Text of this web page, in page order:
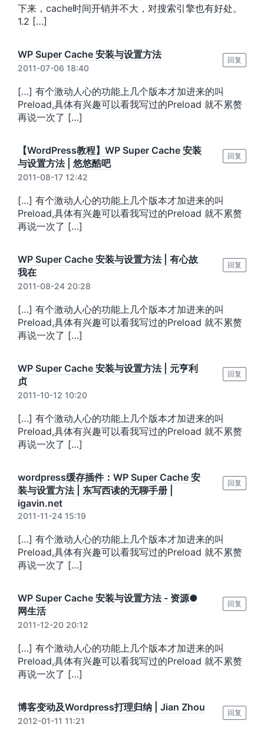
下来，cache时间开销并不大，对搜索引擎也有好处。
1.2 […]
WP Super Cache 安装与设置方法
2011-07-06 18:40
[…] 有个激动人心的功能上几个版本才加进来的叫
Preload,具体有兴趣可以看我写过的Preload 就不累赘
再说一次了 […]
回复
【WordPress教程】WP Super Cache 安装
与设置方法 | 悠悠酷吧
2011-08-17 12:42
[…] 有个激动人心的功能上几个版本才加进来的叫
Preload,具体有兴趣可以看我写过的Preload 就不累赘
再说一次了 […]
回复
WP Super Cache 安装与设置方法 | 有心故
我在
2011-08-24 20:28
[…] 有个激动人心的功能上几个版本才加进来的叫
Preload,具体有兴趣可以看我写过的Preload 就不累赘
再说一次了 […]
回复
WP Super Cache 安装与设置方法 | 元亨利
贞
2011-10-12 10:20
[…] 有个激动人心的功能上几个版本才加进来的叫
Preload,具体有兴趣可以看我写过的Preload 就不累赘
再说一次了 […]
回复
wordpress缓存插件：WP Super Cache 安
装与设置方法 | 东写西读的无聊手册 |
igavin.net
2011-11-24 15:19
[…] 有个激动人心的功能上几个版本才加进来的叫
Preload,具体有兴趣可以看我写过的Preload 就不累赘
再说一次了 […]
回复
WP Super Cache 安装与设置方法 - 资源●
网生活
2011-12-20 20:12
[…] 有个激动人心的功能上几个版本才加进来的叫
Preload,具体有兴趣可以看我写过的Preload 就不累赘
再说一次了 […]
回复
博客变动及Wordpress打理归纳 | Jian Zhou
2012-01-11 11:21
回复